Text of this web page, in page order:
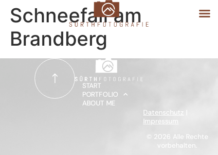
START
PORTFOLIO
Schneefall am
Brandberg
Datenschutz |
Impressum
© 2026 Alle Rechte
vorbehalten.
START
PORTFOLIO
ABOUT ME